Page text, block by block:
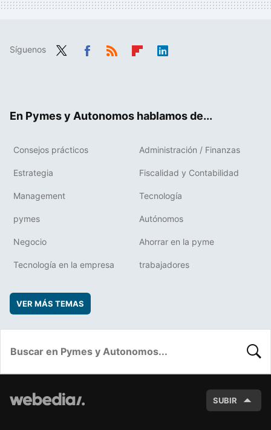
Síguenos
En Pymes y Autonomos hablamos de...
Consejos prácticos Administración / Finanzas
Estrategia Fiscalidad y Contabilidad
Management Tecnología
pymes Autónomos
Negocio Ahorrar en la pyme
Tecnología en la empresa trabajadores
VER MÁS TEMAS
SUBIR